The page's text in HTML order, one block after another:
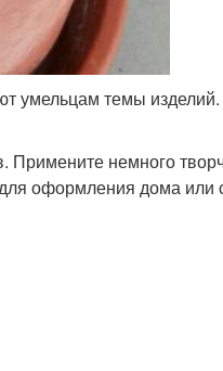
умельцам темы изделий.
Примените немного
оформления дома или